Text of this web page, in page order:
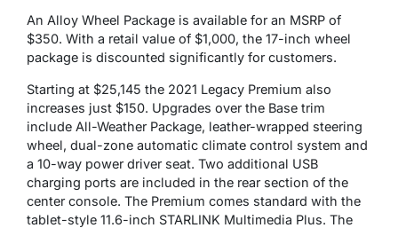
An Alloy Wheel Package is available for an MSRP of
$350. With a retail value of $1,000, the 17-inch wheel
package is discounted significantly for customers.
Starting at $25,145 the 2021 Legacy Premium also
increases just $150. Upgrades over the Base trim
include All-Weather Package, leather-wrapped steering
wheel, dual-zone automatic climate control system and
a 10-way power driver seat. Two additional USB
charging ports are included in the rear section of the
center console. The Premium comes standard with the
tablet-style 11.6-inch STARLINK Multimedia Plus. The